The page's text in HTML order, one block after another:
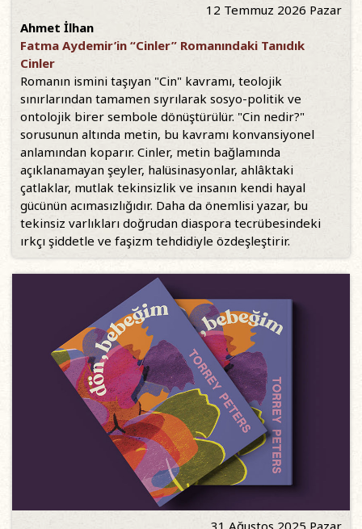
12 Temmuz 2026 Pazar
Ahmet İlhan
Fatma Aydemir’in “Cinler” Romanındaki Tanıdık
Cinler
Romanın ismini taşıyan "Cin" kavramı, teolojik
sınırlarından tamamen sıyrılarak sosyo-politik ve
ontolojik birer sembole dönüştürülür. "Cin nedir?"
sorusunun altında metin, bu kavramı konvansiyonel
anlamından koparır. Cinler, metin bağlamında
açıklanamayan şeyler, halüsinasyonlar, ahlâktaki
çatlaklar, mutlak tekinsizlik ve insanın kendi hayal
gücünün acımasızlığıdır. Daha da önemlisi yazar, bu
tekinsiz varlıkları doğrudan diaspora tecrübesindeki
ırkçı şiddetle ve faşizm tehdidiyle özdeşleştirir.